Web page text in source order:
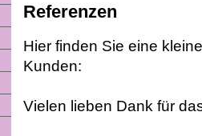
Referenzen
Hier finden Sie eine
Kunden:
Vielen lieben Dank für